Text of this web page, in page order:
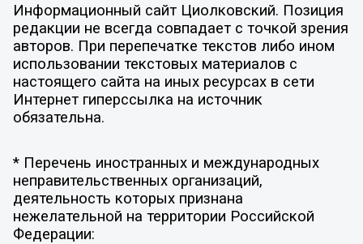
Информационный сайт Циолковский. Позиция
редакции не всегда совпадает с точкой зрения
авторов. При перепечатке текстов либо ином
использовании текстовых материалов с
настоящего сайта на иных ресурсах в сети
Интернет гиперссылка на источник
обязательна.
* Перечень иностранных и международных
неправительственных организаций,
деятельность которых признана
нежелательной на территории Российской
Федерации: